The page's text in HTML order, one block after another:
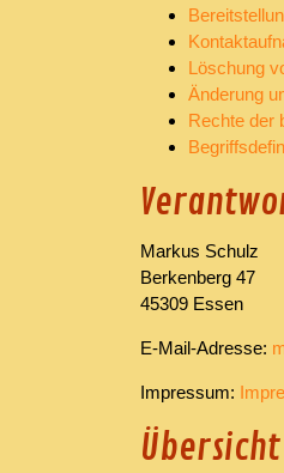
Löschung
Änderung
Rechte der
Markus Schulz
Berkenberg 47
45309 Essen
E-Mail-Adresse:
Impressum: